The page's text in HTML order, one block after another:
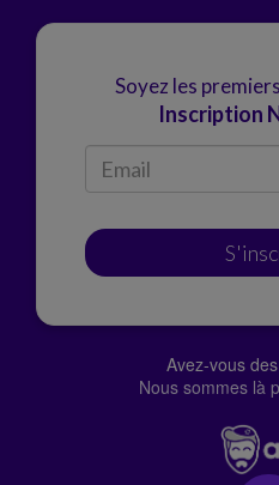
Soyez les
Inscription
Avez-vous
Nous sommes là